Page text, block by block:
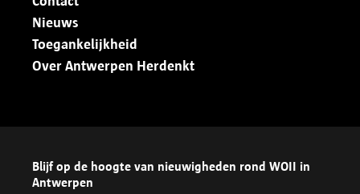
Nieuws
Toegankelijkheid
Over Antwerpen Herdenkt
Blijf op de hoogte van nieuwigheden rond WOII in
Antwerpen